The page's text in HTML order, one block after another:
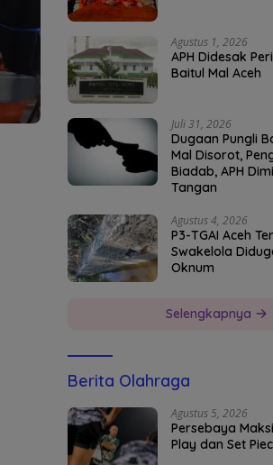
Agustus 1, 2026
APH Didesak
Baitul Mal Aceh
Juli 31, 2026
Dugaan Pungli
Mal Disorot,
Biadab, APH
Tangan
Agustus 4, 2026
P3-TGAI Aceh
Swakelola
Oknum
Selengkapnya
Berita Olahraga
Agustus 5, 2026
Persebaya
Play dan Set